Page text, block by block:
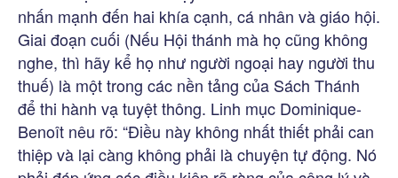
nhấn mạnh đến hai khía cạnh, cá nhân và giáo hội.
Giai đoạn cuối (Nếu Hội thánh mà họ cũng không
nghe, thì hãy kể họ như người ngoại hay người thu
thuế) là một trong các nền tảng của Sách Thánh
để thi hành vạ tuyệt thông. Linh mục Dominique-
Benoît nêu rõ: “Điều này không nhất thiết phải can
thiệp và lại càng không phải là chuyện tự động. Nó